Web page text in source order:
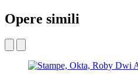
Opere simili